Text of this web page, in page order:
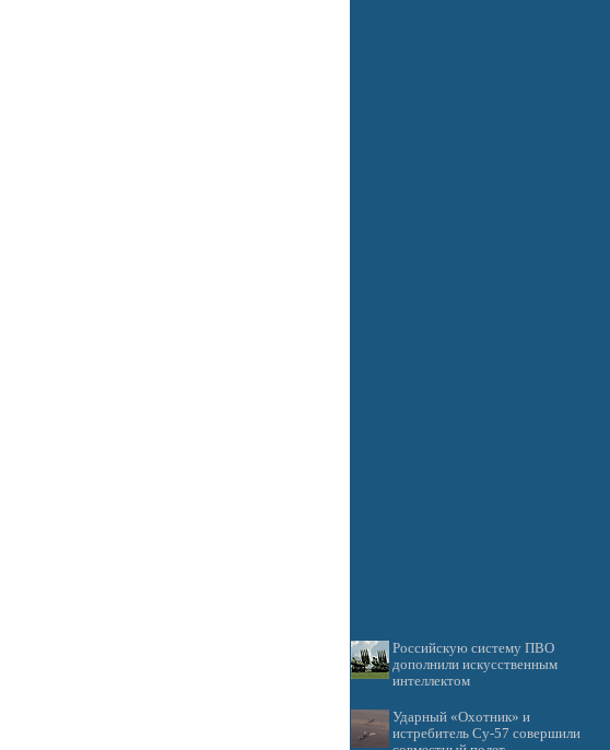
Российскую систему ПВО
дополнили искусственным
интеллектом
Ударный «Охотник» и
истребитель Су-57 совершили